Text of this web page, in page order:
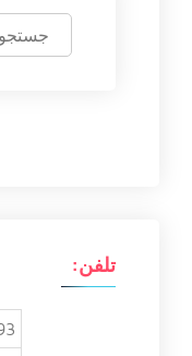
س
تلفن: